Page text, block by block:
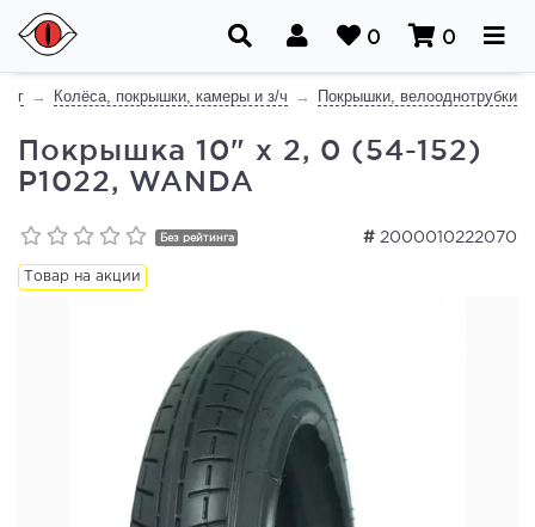
0 0
Колёса, покрышки, камеры и з/ч Покрышки, велооднотрубки
Покрышка 10" x 2, 0 (54-152)
Р1022, WANDA
# 2000010222070
Без рейтинга
Товар на акции